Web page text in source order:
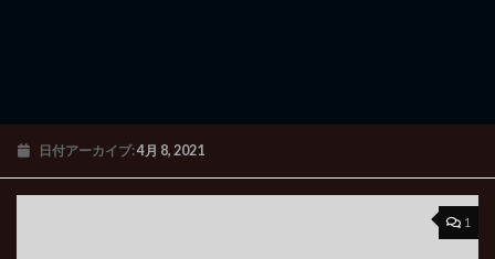
日付アーカイブ:4月 8, 2021
1